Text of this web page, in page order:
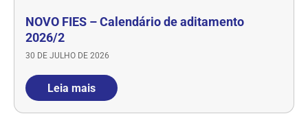
NOVO FIES – Calendário de aditamento
2026/2
30 DE JULHO DE 2026
Leia mais